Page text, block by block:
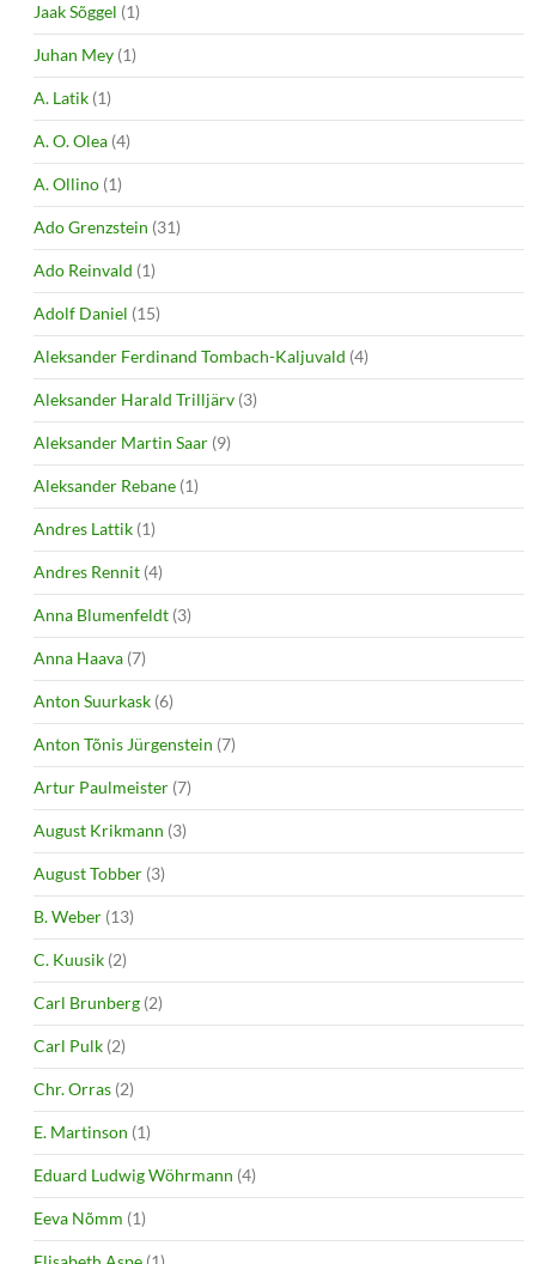
Jaak Sõggel (1)
Juhan Mey (1)
A. Latik (1)
A. O. Olea (4)
A. Ollino (1)
Ado Grenzstein (31)
Ado Reinvald (1)
Adolf Daniel (15)
Aleksander Ferdinand Tombach-Kaljuvald (4)
Aleksander Harald Trilljärv (3)
Aleksander Martin Saar (9)
Aleksander Rebane (1)
Andres Lattik (1)
Andres Rennit (4)
Anna Blumenfeldt (3)
Anna Haava (7)
Anton Suurkask (6)
Anton Tõnis Jürgenstein (7)
Artur Paulmeister (7)
August Krikmann (3)
August Tobber (3)
B. Weber (13)
C. Kuusik (2)
Carl Brunberg (2)
Carl Pulk (2)
Chr. Orras (2)
E. Martinson (1)
Eduard Ludwig Wöhrmann (4)
Eeva Nõmm (1)